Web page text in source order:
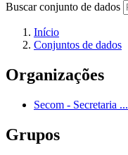
Buscar conjunto de dados
Início
Conjuntos de dados
Organizações
Secom - Secretaria ...
Grupos